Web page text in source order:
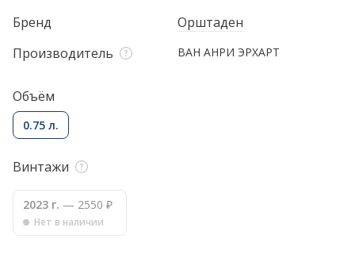
Бренд
Орштаден
Производитель
ВАН АНРИ ЭРХАРТ
Объём
0.75 л.
Винтажи
2023 г. — 2550 ₽
Нет в наличии